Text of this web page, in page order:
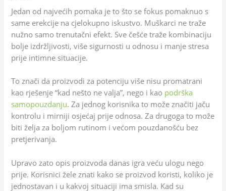
Jedan od najvećih pomaka je to što se fokus pomaknuo s
same erekcije na cjelokupno iskustvo. Muškarci ne traže
nužno samo trenutačni efekt. Sve češće traže kombinaciju
bolje izdržljivosti, više sigurnosti u odnosu i manje stresa
prije intimne situacije.
To znači da proizvodi za potenciju više nisu promatrani
kao rješenje “kad nešto ne valja”, nego i kao podrška
samopouzdanju. Za jednog korisnika to može značiti jaču
kontrolu i mirniji osjećaj prije odnosa. Za drugoga to može
biti želja za boljom rutinom i većom pouzdanošću bez
pretjerivanja.
Upravo zato opis proizvoda danas igra veću ulogu nego
prije. Korisnici žele znati kako se proizvod koristi, koliko je
jednostavan i u kakvoj situaciji ima smisla. Kad su